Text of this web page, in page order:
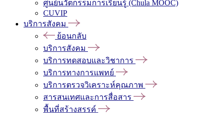
ศูนย์นวัตกรรมการเรียนรู้ (Chula MOOC)
CUVIP
บริการสังคม
ย้อนกลับ
บริการสังคม
บริการทดสอบและวิชาการ
บริการทางการแพทย์
บริการตรวจวิเคราะห์คุณภาพ
สารสนเทศและการสื่อสาร
พื้นที่สร้างสรรค์